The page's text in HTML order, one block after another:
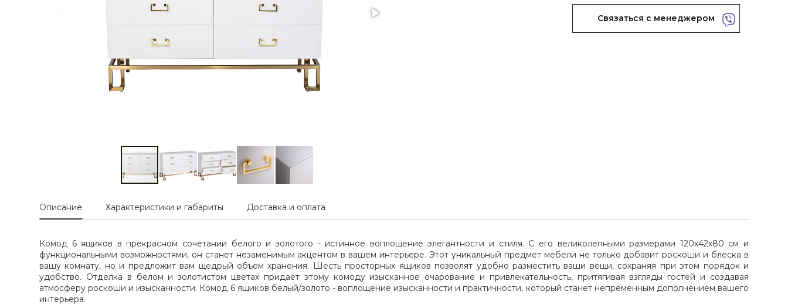
Связаться с менеджером
Описание Характеристики и габариты Доставка и оплата
Комод 6 ящиков в прекрасном сочетании белого и золотого - истинное воплощение элегантности и стиля. С его великолепными размерами 120x42x80 см и
функциональными возможностями, он станет незаменимым акцентом в вашем интерьере. Этот уникальный предмет мебели не только добавит роскоши и блеска в
вашу комнату, но и предложит вам щедрый объем хранения. Шесть просторных ящиков позволят удобно разместить ваши вещи, сохраняя при этом порядок и
удобство. Отделка в белом и золотистом цветах придает этому комоду изысканное очарование и привлекательность, притягивая взгляды гостей и создавая
атмосферу роскоши и изысканности. Комод 6 ящиков белый/золото - воплощение изысканности и практичности, который станет непременным дополнением вашего
интерьера.